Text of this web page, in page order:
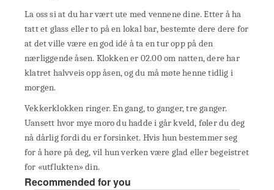
La oss si at du har vært ute med vennene dine. Etter å ha
tatt et glass eller to på en lokal bar, bestemte dere dere for
at det ville være en god idé å ta en tur opp på den
nærliggende åsen. Klokken er 02.00 om natten, dere har
klatret halvveis opp åsen, og du må møte henne tidlig i
morgen.
Vekkerklokken ringer. En gang, to ganger, tre ganger.
Uansett hvor mye moro du hadde i går kveld, føler du deg
nå dårlig fordi du er forsinket. Hvis hun bestemmer seg
for å høre på deg, vil hun verken være glad eller begeistret
for «utflukten» din.
Recommended for you